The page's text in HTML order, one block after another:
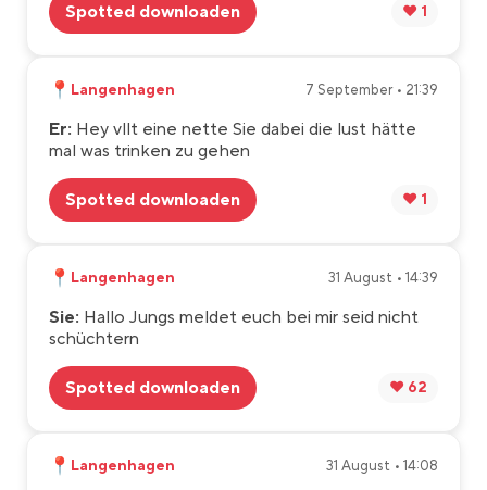
Spotted downloaden ❤️ 1
📍 Langenhagen 7 September • 21:39
Er: Hey vllt eine nette Sie dabei die lust hätte
mal was trinken zu gehen
Spotted downloaden ❤️ 1
📍 Langenhagen 31 August • 14:39
Sie: Hallo Jungs meldet euch bei mir seid nicht
schüchtern
Spotted downloaden ❤️ 62
📍 Langenhagen 31 August • 14:08